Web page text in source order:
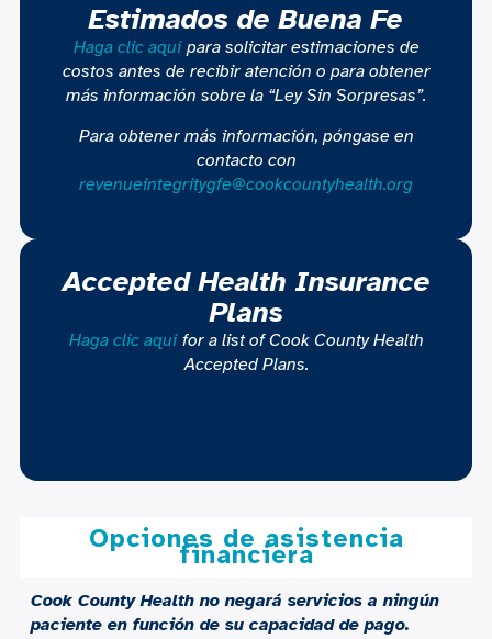
Estimados de Buena Fe
Haga clic aquípara solicitar estimaciones de
costos antes de recibir atención o para obtener
más información sobre la “Ley Sin Sorpresas”.
Para obtener más información, póngase en
contacto con
revenueintegritygfe@cookcountyhealth.org
Accepted Health Insurance
Plans
Haga clic aquífor a list of Cook County Health
Accepted Plans.
Opciones de asistencia
financiera
Cook County Health no negará servicios a ningún
paciente en función de su capacidad de pago.